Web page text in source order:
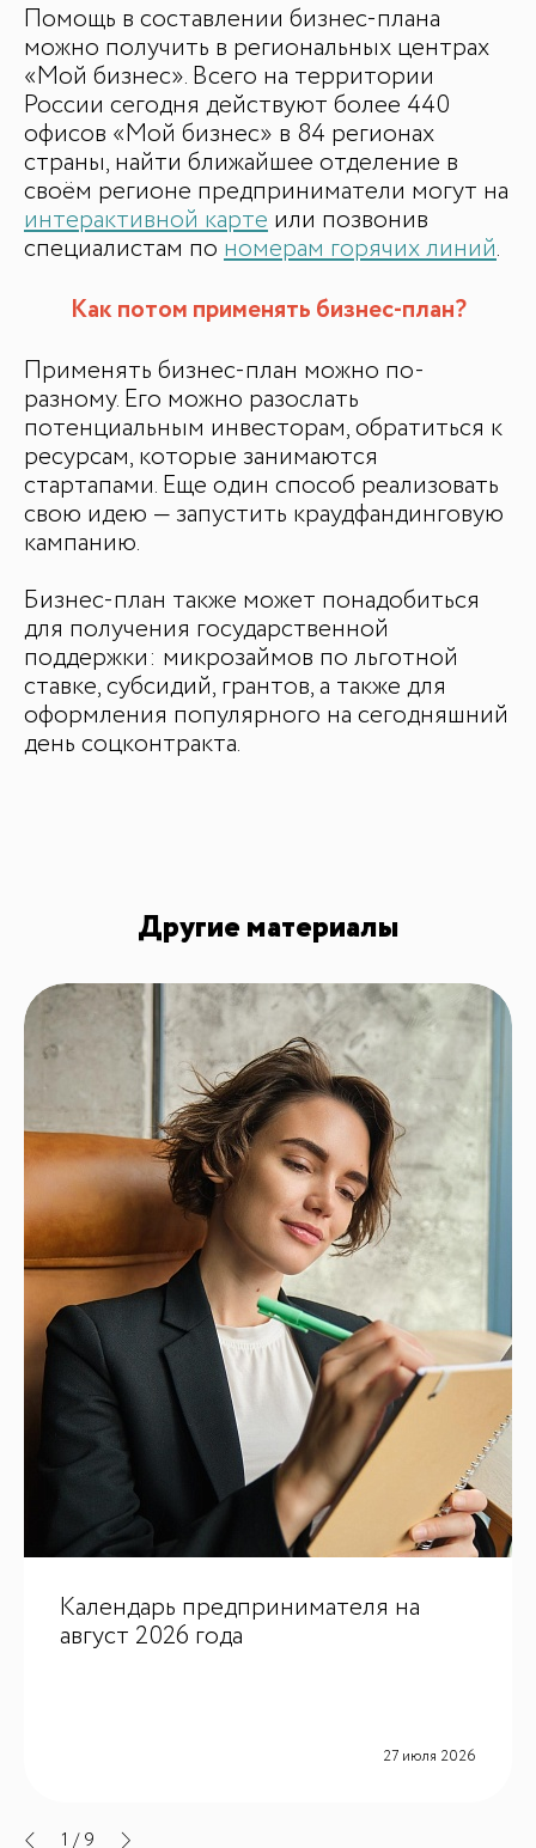
Помощь в составлении бизнес-плана
можно получить в региональных центрах
«Мой бизнес». Всего на территории
России сегодня действуют более 440
офисов «Мой бизнес» в 84 регионах
страны, найти ближайшее отделение в
своём регионе предприниматели могут на
интерактивной карте или позвонив
специалистам по номерам горячих линий.
Как потом применять бизнес-план?
Применять бизнес-план можно по-
разному. Его можно разослать
потенциальным инвесторам, обратиться к
ресурсам, которые занимаются
стартапами. Еще один способ реализовать
свою идею — запустить краудфандинговую
кампанию.
Бизнес-план также может понадобиться
для получения государственной
поддержки: микрозаймов по льготной
ставке, субсидий, грантов, а также для
оформления популярного на сегодняшний
день соцконтракта.
Другие материалы
Календарь предпринимателя на
август 2026 года
27 июля 2026
1 /9
Маркетплейсы и регуляторика